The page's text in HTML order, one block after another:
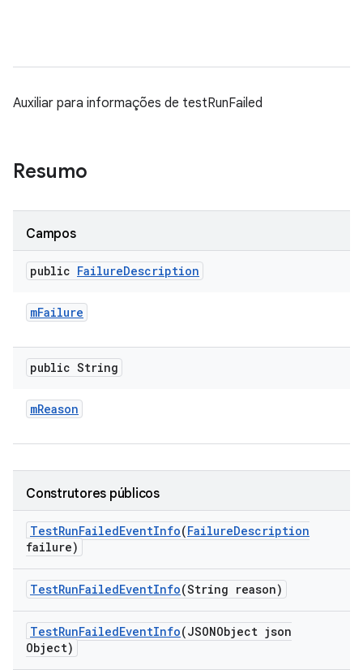
Auxiliar para informações de testRunFailed
Resumo
Campos
public FailureDescription
mFailure
public String
mReason
Construtores públicos
TestRunFailedEventInfo(FailureDescription
failure)
TestRunFailedEventInfo(String reason)
TestRunFailedEventInfo(JSONObject json
Object)